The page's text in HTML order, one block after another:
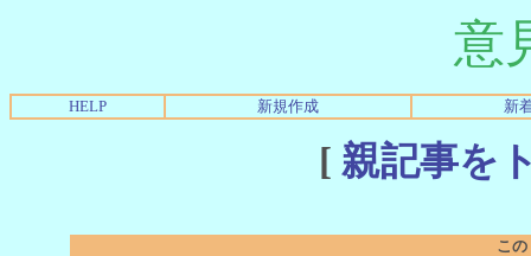
意
HELP 新規作成 新
[ 親記事を
こ